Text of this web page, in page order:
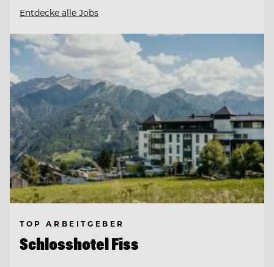
Entdecke alle Jobs
TOP ARBEITGEBER
Schlosshotel Fiss